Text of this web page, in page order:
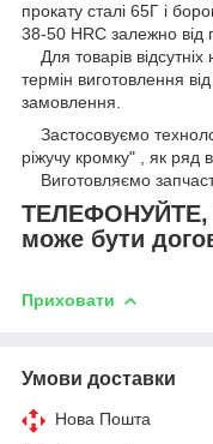
прокату сталі 65Г і
38-50 HRC залежно від
Для товарів відсутніх
термін виготовлення
замовлення.
Застосовуємо
ріжучу кромку" , як ряд
Виготовляємо
ТЕЛЕФОНУЙТЕ,
може бути
Приховати
Умови доставки
Нова Пошта